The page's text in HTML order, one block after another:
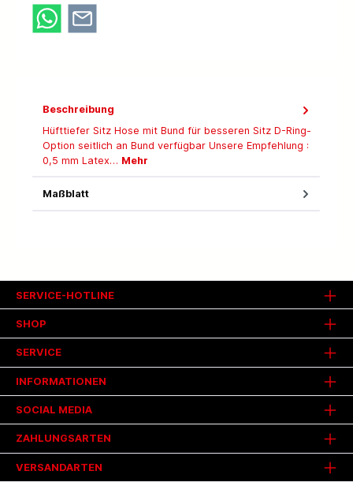
Beschreibung
Hüfttiefer Sitz Hose mit Bund für besseren Sitz D-Ring-
Option seitlich an Bund verfügbar Unsere Empfehlung :
0,5 mm Latex… Mehr
Maßblatt
SHOP
SERVICE
INFORMATIONEN
SERVICE-HOTLINE
SOCIAL MEDIA
ZAHLUNGSARTEN
VERSANDARTEN